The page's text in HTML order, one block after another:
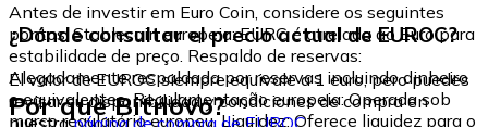
Antes de investir em Euro Coin, considere os seguintes
pontos: Stablecoin europeia: EURC é atrelada ao Euro para
estabilidade de preço. Respaldo de reservas:
Alegadamente respaldada por reservas incluindo dinheiro
e equivalentes. Regulamentação europeia: Operada sob
marco regulatório europeu. Liquidez: Oferece liquidez para o
¿Dónde consultar el precio actual de EUROC?
El valor de EUROC siempre equivale a 1 euro, pero puedes
revisar su disponibilidad y condiciones de compra en
nuestrapágina de compra de EUROC.
Por que Bitnovo?